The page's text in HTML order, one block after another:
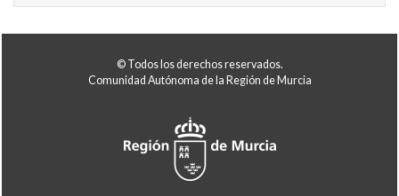
© Todos los derechos reservados.
Comunidad Autónoma de la Región de Murcia